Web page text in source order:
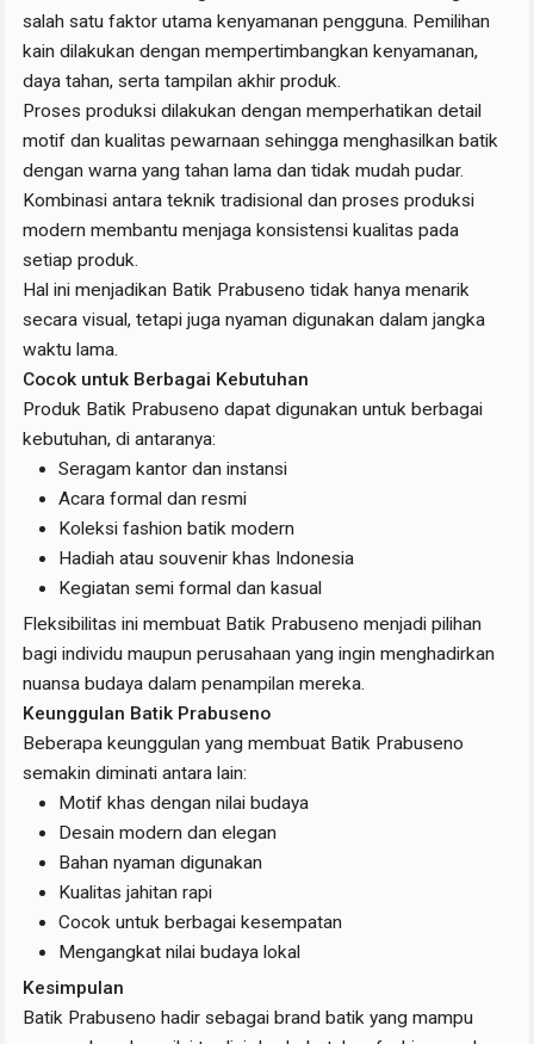
salah satu faktor utama kenyamanan pengguna. Pemilihan
kain dilakukan dengan mempertimbangkan kenyamanan,
daya tahan, serta tampilan akhir produk.
Proses produksi dilakukan dengan memperhatikan detail
motif dan kualitas pewarnaan sehingga menghasilkan batik
dengan warna yang tahan lama dan tidak mudah pudar.
Kombinasi antara teknik tradisional dan proses produksi
modern membantu menjaga konsistensi kualitas pada
setiap produk.
Hal ini menjadikan Batik Prabuseno tidak hanya menarik
secara visual, tetapi juga nyaman digunakan dalam jangka
waktu lama.
Cocok untuk Berbagai Kebutuhan
Produk Batik Prabuseno dapat digunakan untuk berbagai
kebutuhan, di antaranya:
Seragam kantor dan instansi
Acara formal dan resmi
Koleksi fashion batik modern
Hadiah atau souvenir khas Indonesia
Kegiatan semi formal dan kasual
Fleksibilitas ini membuat Batik Prabuseno menjadi pilihan
bagi individu maupun perusahaan yang ingin menghadirkan
nuansa budaya dalam penampilan mereka.
Keunggulan Batik Prabuseno
Beberapa keunggulan yang membuat Batik Prabuseno
semakin diminati antara lain:
Motif khas dengan nilai budaya
Desain modern dan elegan
Bahan nyaman digunakan
Kualitas jahitan rapi
Cocok untuk berbagai kesempatan
Mengangkat nilai budaya lokal
Kesimpulan
Batik Prabuseno hadir sebagai brand batik yang mampu